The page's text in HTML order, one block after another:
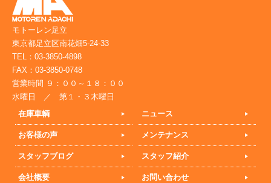
モトーレン足立
東京都足立区南花畑5-24-33
TEL：03-3850-4898
FAX：03-3850-0748
営業時間 ９：００～１８：００
水曜日 ／ 第１・３木曜日
在庫車輌
ニュース
お客様の声 メンテナンス
スタッフブログ スタッフ紹介
会社概要 お問い合わせ